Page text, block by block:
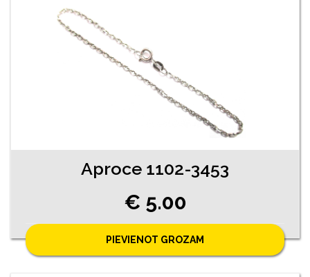
Aproce 1102-3453
€ 5.00
PIEVIENOT GROZAM